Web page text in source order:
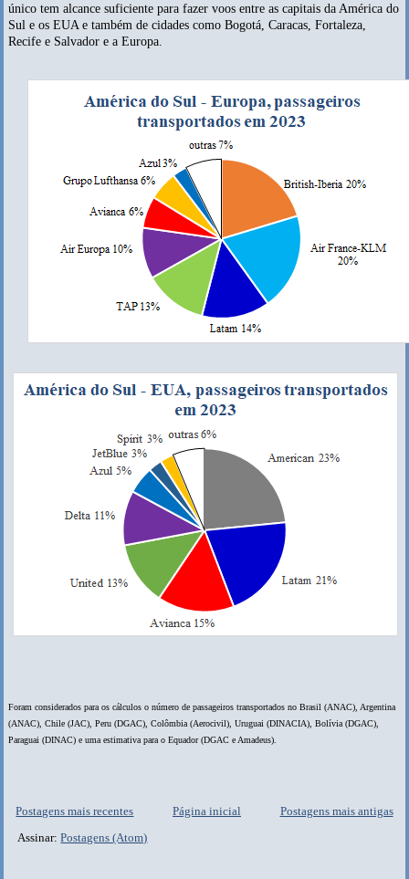
único tem alcance suficiente para fazer voos entre as capitais da América do
Sul e os EUA e também de cidades como Bogotá, Caracas, Fortaleza,
Recife e Salvador e a Europa.
Foram considerados para os cálculos o número de passageiros transportados no Brasil (ANAC), Argentina
(ANAC), Chile (JAC), Peru (DGAC), Colômbia (Aerocivil), Uruguai (DINACIA), Bolívia (DGAC),
Paraguai (DINAC) e uma estimativa para o Equador (DGAC e Amadeus).
Postagens mais recentes Postagens mais antigas
Página inicial
Assinar:Postagens (Atom)